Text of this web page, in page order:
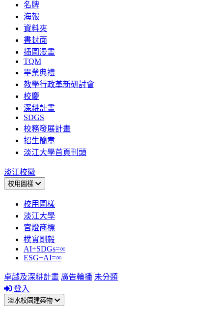
名牌
海報
資料夾
書封面
插圖漫畫
TQM
畢業典禮
教學行政革新研討會
校慶
深耕計畫
SDGS
校務發展計畫
招生簡章
淡江大學首頁刊頭
淡江校徽
校用圖樣
校用圖樣
淡江大學
宮燈商標
樸實剛毅
AI+SDGs=∞
ESG+AI=∞
卓越及深耕計畫 廣告輪播 未分類
登入
淡水校園建築物